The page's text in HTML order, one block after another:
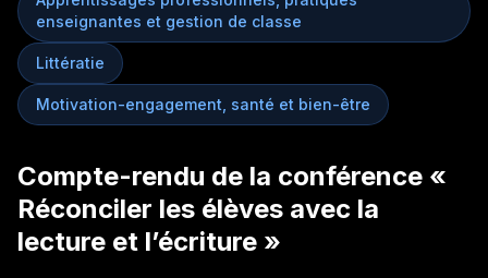
enseignantes et gestion de classe
Littératie
Motivation-engagement, santé et bien-être
Compte-rendu de la conférence «
Réconciler les élèves avec la
lecture et l’écriture »